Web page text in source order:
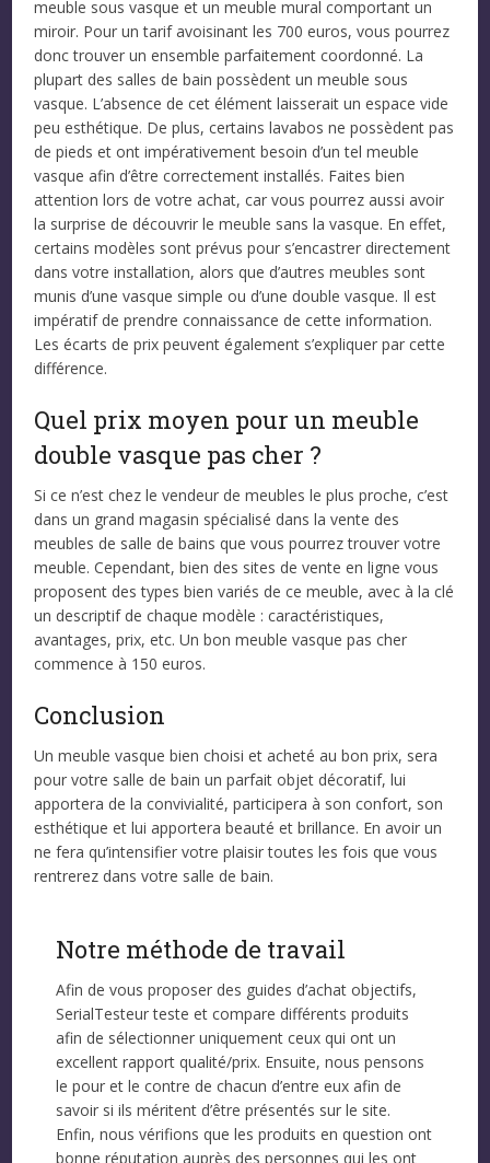
meuble sous vasque et un meuble mural comportant un
miroir. Pour un tarif avoisinant les 700 euros, vous pourrez
donc trouver un ensemble parfaitement coordonné. La
plupart des salles de bain possèdent un meuble sous
vasque. L’absence de cet élément laisserait un espace vide
peu esthétique. De plus, certains lavabos ne possèdent pas
de pieds et ont impérativement besoin d’un tel meuble
vasque afin d’être correctement installés. Faites bien
attention lors de votre achat, car vous pourrez aussi avoir
la surprise de découvrir le meuble sans la vasque. En effet,
certains modèles sont prévus pour s’encastrer directement
dans votre installation, alors que d’autres meubles sont
munis d’une vasque simple ou d’une double vasque. Il est
impératif de prendre connaissance de cette information.
Les écarts de prix peuvent également s’expliquer par cette
différence.
Quel prix moyen pour un meuble
double vasque pas cher ?
Si ce n’est chez le vendeur de meubles le plus proche, c’est
dans un grand magasin spécialisé dans la vente des
meubles de salle de bains que vous pourrez trouver votre
meuble. Cependant, bien des sites de vente en ligne vous
proposent des types bien variés de ce meuble, avec à la clé
un descriptif de chaque modèle : caractéristiques,
avantages, prix, etc. Un bon meuble vasque pas cher
commence à 150 euros.
Conclusion
Un meuble vasque bien choisi et acheté au bon prix, sera
pour votre salle de bain un parfait objet décoratif, lui
apportera de la convivialité, participera à son confort, son
esthétique et lui apportera beauté et brillance. En avoir un
ne fera qu’intensifier votre plaisir toutes les fois que vous
rentrerez dans votre salle de bain.
Notre méthode de travail
Afin de vous proposer des guides d’achat objectifs,
SerialTesteur teste et compare différents produits
afin de sélectionner uniquement ceux qui ont un
excellent rapport qualité/prix. Ensuite, nous pensons
le pour et le contre de chacun d’entre eux afin de
savoir si ils méritent d’être présentés sur le site.
Enfin, nous vérifions que les produits en question ont
bonne réputation auprès des personnes qui les ont